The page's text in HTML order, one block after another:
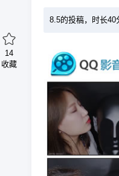
8.5的投稿，时长40
14
收藏